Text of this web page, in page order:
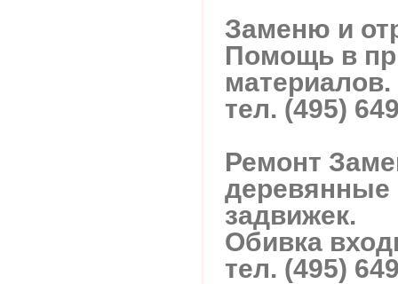
Заменю и
Помощь в
материалов.
тел. (495)
Ремонт
деревянные
задвижек.
Обивка
тел. (495)